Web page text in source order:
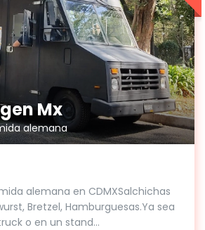
Mx
alemana
alemana en CDMXSalchichas
Bretzel, Hamburguesas.Ya sea
o en un stand...